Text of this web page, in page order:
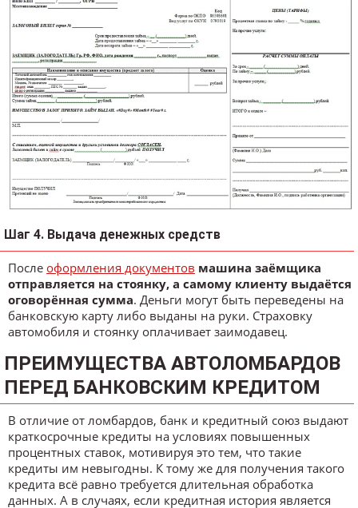
Шаг 4. Выдача денежных средств
После оформления документов машина заёмщика
отправляется на стоянку, а самому клиенту выдаётся
оговорённая сумма. Деньги могут быть переведены на
банковскую карту либо выданы на руки. Страховку
автомобиля и стоянку оплачивает заимодавец.
ПРЕИМУЩЕСТВА АВТОЛОМБАРДОВ
ПЕРЕД БАНКОВСКИМ КРЕДИТОМ
В отличие от ломбардов, банк и кредитный союз выдают
краткосрочные кредиты на условиях повышенных
процентных ставок, мотивируя это тем, что такие
кредиты им невыгодны. К тому же для получения такого
кредита всё равно требуется длительная обработка
данных. А в случаях, если кредитная история является